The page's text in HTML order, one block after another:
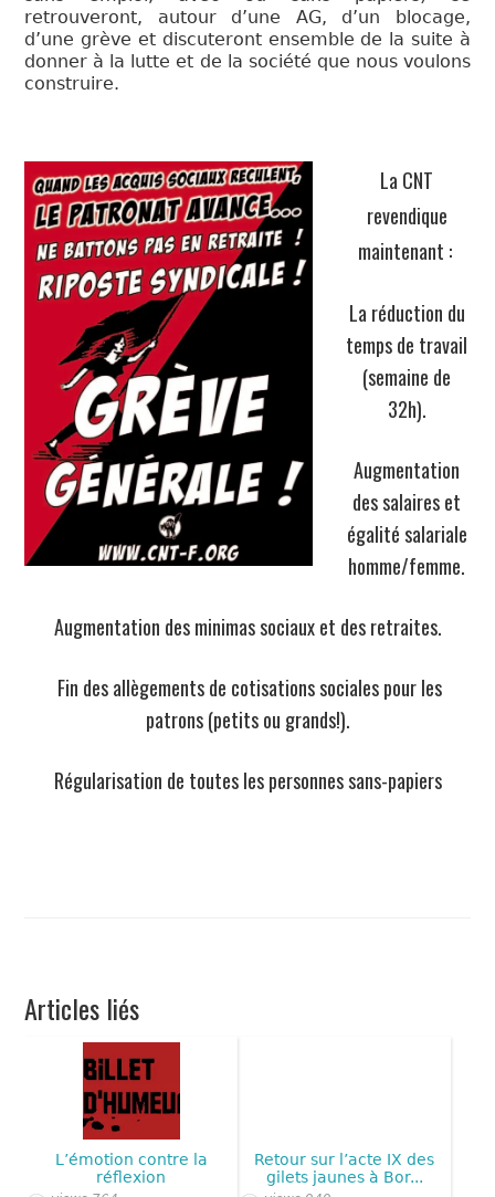
retrouveront, autour d’une AG, d’un blocage,
d’une grève et discuteront ensemble de la suite à
donner à la lutte et de la société que nous voulons
construire.
La CNT
revendique
maintenant :
La réduction du
temps de travail
(semaine de
32h).
Augmentation
des salaires et
égalité salariale
homme/femme.
Augmentation des minimas sociaux et des retraites.
Fin des allègements de cotisations sociales pour les
patrons (petits ou grands!).
Régularisation de toutes les personnes sans-papiers
Articles liés
L’émotion contre la
réflexion
Retour sur l’acte IX des
gilets jaunes à Bor...